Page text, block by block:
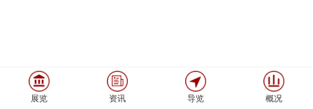
展览 资讯 导览 概况